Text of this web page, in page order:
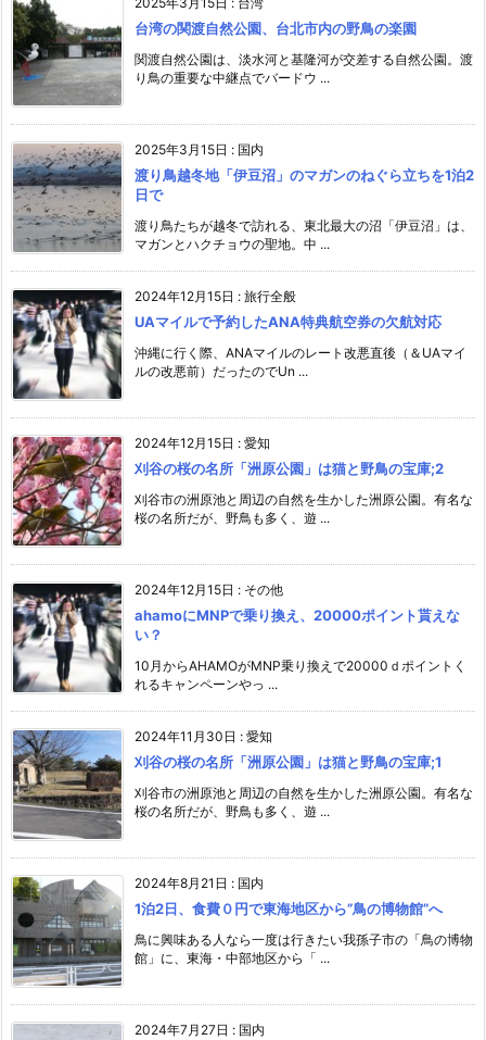
台湾の関渡自然公園、台北市内の野鳥の楽園
関渡自然公園は、淡水河と基隆河が交差する自然公園。渡
り鳥の重要な中継点でバードウ ...
2025年3月15日 : 国内
渡り鳥越冬地「伊豆沼」のマガンのねぐら立ちを1泊2
日で
渡り鳥たちが越冬で訪れる、東北最大の沼「伊豆沼」は、
マガンとハクチョウの聖地。中 ...
2024年12月15日 : 旅行全般
UAマイルで予約したANA特典航空券の欠航対応
沖縄に行く際、ANAマイルのレート改悪直後（＆UAマイ
ルの改悪前）だったのでUn ...
2024年12月15日 : 愛知
刈谷の桜の名所「洲原公園」は猫と野鳥の宝庫;2
刈谷市の洲原池と周辺の自然を生かした洲原公園。有名な
桜の名所だが、野鳥も多く、遊 ...
2024年12月15日 : その他
ahamoにMNPで乗り換え、20000ポイント貰えな
い？
10月からAHAMOがMNP乗り換えで20000ｄポイントく
れるキャンペーンやっ ...
2024年11月30日 : 愛知
刈谷の桜の名所「洲原公園」は猫と野鳥の宝庫;1
刈谷市の洲原池と周辺の自然を生かした洲原公園。有名な
桜の名所だが、野鳥も多く、遊 ...
2024年8月21日 : 国内
1泊2日、食費０円で東海地区から”鳥の博物館”へ
鳥に興味ある人なら一度は行きたい我孫子市の「鳥の博物
館」に、東海・中部地区から「 ...
2024年7月27日 : 国内